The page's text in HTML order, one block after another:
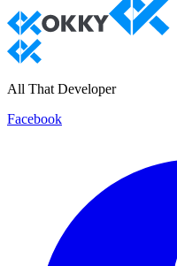
All That Developer
Facebook